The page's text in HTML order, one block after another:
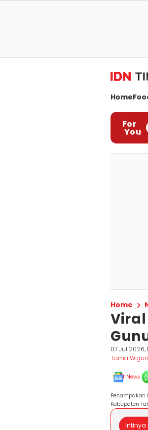
Home
For
You
Home
Viral
07 Jul 2026,
Tama
News
Penampakan
Kabupaten
Intinya